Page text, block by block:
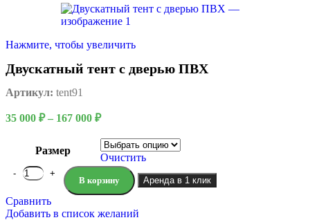
Нажмите, чтобы увеличить
Двускатный тент с дверью ПВХ
Артикул: tent91
35 000 ₽ – 167 000 ₽
Размер
Очистить
В корзину Аренда в 1 клик
Сравнить
Добавить в список желаний